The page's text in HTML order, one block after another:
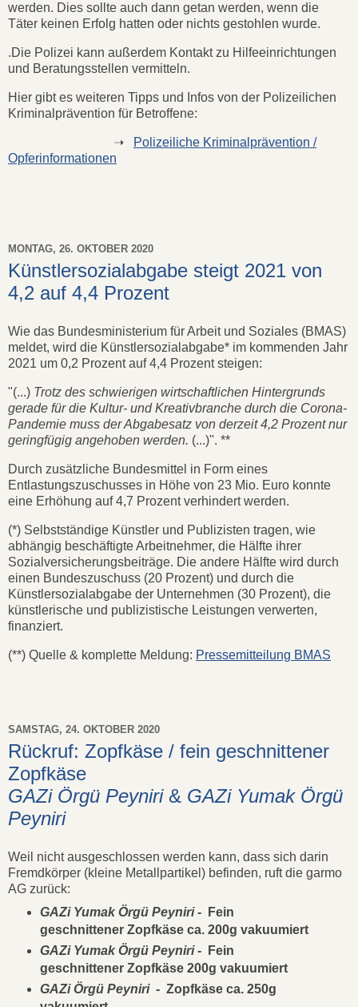
werden. Dies sollte auch dann getan werden, wenn die
Täter keinen Erfolg hatten oder nichts gestohlen wurde.
.Die Polizei kann außerdem Kontakt zu Hilfeeinrichtungen
und Beratungsstellen vermitteln.
Hier gibt es weiteren Tipps und Infos von der Polizeilichen
Kriminalprävention für Betroffene:
➝
Polizeiliche Kriminalprävention /
Opferinformationen
MONTAG, 26. OKTOBER 2020
Künstlersozialabgabe steigt 2021 von
4,2 auf 4,4 Prozent
Wie das Bundesministerium für Arbeit und Soziales (BMAS)
meldet, wird die Künstlersozialabgabe* im kommenden Jahr
2021 um 0,2 Prozent auf 4,4 Prozent steigen:
"(...) Trotz des schwierigen wirtschaftlichen Hintergrunds
gerade für die Kultur- und Kreativbranche durch die Corona-
Pandemie muss der Abgabesatz von derzeit 4,2 Prozent nur
geringfügig angehoben werden. (...)". **
Durch zusätzliche Bundesmittel in Form eines
Entlastungszuschusses in Höhe von 23 Mio. Euro konnte
eine Erhöhung auf 4,7 Prozent verhindert werden.
(*) Selbstständige Künstler und Publizisten tragen, wie
abhängig beschäftigte Arbeitnehmer, die Hälfte ihrer
Sozialversicherungsbeiträge. Die andere Hälfte wird durch
einen Bundeszuschuss (20 Prozent) und durch die
Künstlersozialabgabe der Unternehmen (30 Prozent), die
künstlerische und publizistische Leistungen verwerten,
finanziert.
(**) Quelle & komplette Meldung: Pressemitteilung BMAS
SAMSTAG, 24. OKTOBER 2020
Rückruf: Zopfkäse / fein geschnittener
Zopfkäse
GAZi Örgü Peyniri& GAZi Yumak Örgü
Peyniri
Weil nicht ausgeschlossen werden kann, dass sich darin
Fremdkörper (kleine Metallpartikel) befinden, ruft die garmo
AG zurück:
GAZi Yumak Örgü Peyniri- Fein
geschnittener Zopfkäse ca. 200g vakuumiert
GAZi Yumak Örgü Peyniri- Fein
geschnittener Zopfkäse 200g vakuumiert
GAZi Örgü Peyniri- Zopfkäse ca. 250g